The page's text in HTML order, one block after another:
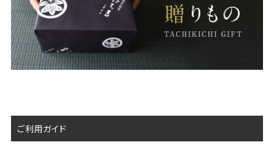
ご利用ガイド